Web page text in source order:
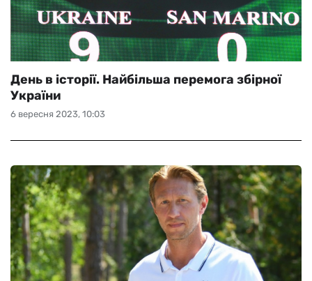
6 вересня 2023, 10:03
День в історії. Найбільша перемога збірної
України